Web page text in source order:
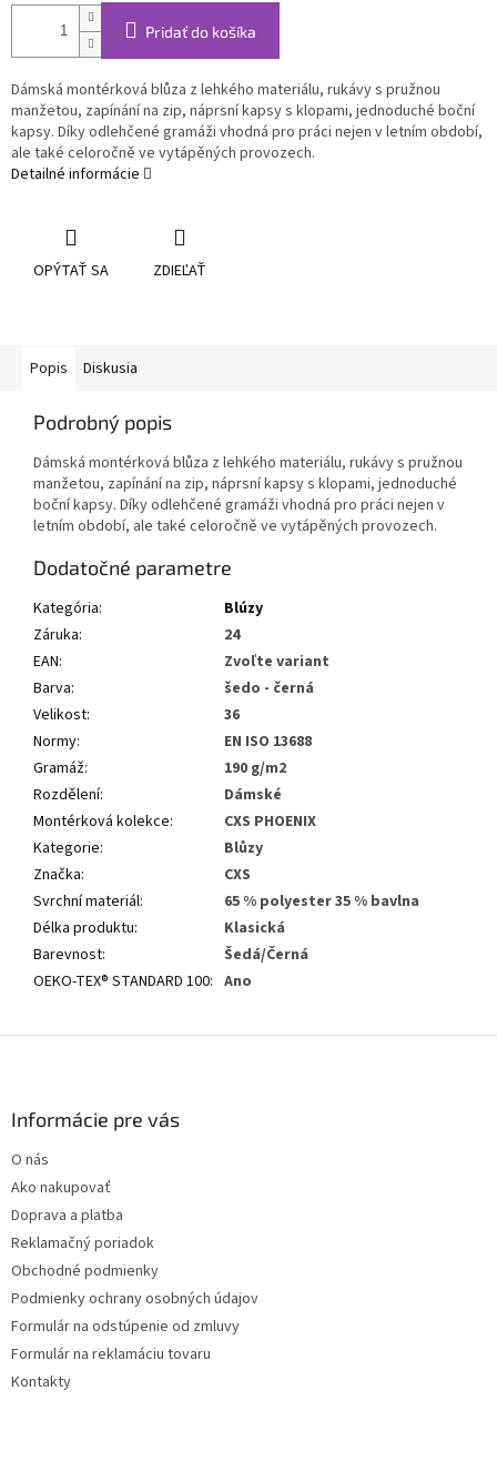
Pridať do košíka
Dámská montérková blůza z lehkého materiálu, rukávy s pružnou
manžetou, zapínání na zip, náprsní kapsy s klopami, jednoduché boční
kapsy. Díky odlehčené gramáži vhodná pro práci nejen v letním období,
ale také celoročně ve vytápěných provozech.
Detailné informácie
OPÝTAŤ SA ZDIEĽAŤ
Popis Diskusia
Podrobný popis
Dámská montérková blůza z lehkého materiálu, rukávy s pružnou
manžetou, zapínání na zip, náprsní kapsy s klopami, jednoduché
boční kapsy. Díky odlehčené gramáži vhodná pro práci nejen v
letním období, ale také celoročně ve vytápěných provozech.
Dodatočné parametre
Kategória:
Blúzy
Záruka:
24
EAN:
Zvoľte variant
Barva:
šedo - černá
Velikost:
36
Normy:
EN ISO 13688
Gramáž:
190 g/m2
Rozdělení:
Dámské
Montérková kolekce:
CXS PHOENIX
Kategorie:
Blůzy
Značka:
CXS
Svrchní materiál:
65 % polyester 35 % bavlna
Délka produktu:
Klasická
Barevnost:
Šedá/Černá
OEKO-TEX® STANDARD 100: Ano
Informácie pre vás
O nás
Ako nakupovať
Doprava a platba
Reklamačný poriadok
Obchodné podmienky
Podmienky ochrany osobných údajov
Formulár na odstúpenie od zmluvy
Formulár na reklamáciu tovaru
Kontakty